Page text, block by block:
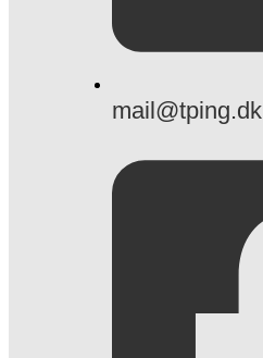
mail@tping.dk